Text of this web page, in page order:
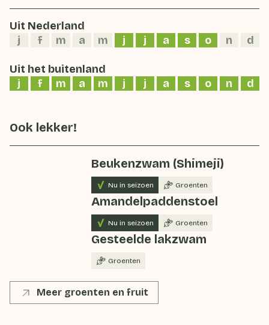
Uit Nederland
j
f m a m j j a s o n d
Uit het buitenland
j
f m a m j j a s o n d
Ook lekker!
Beukenzwam (Shimeji)
Nu in seizoen Groenten
Amandelpaddenstoel
Nu in seizoen Groenten
Gesteelde lakzwam
Groenten
Meer groenten en fruit